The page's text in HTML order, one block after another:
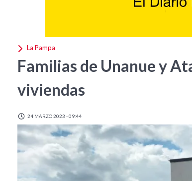
La Pampa
Familias de Unanue y
viviendas
24 MARZO 2023 - 09:44